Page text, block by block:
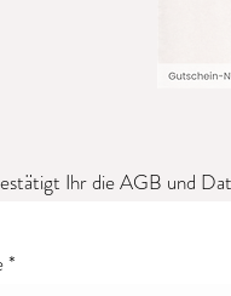
Ihr die AGB und
du gerne eine
Tagen per E-Mail bei dir